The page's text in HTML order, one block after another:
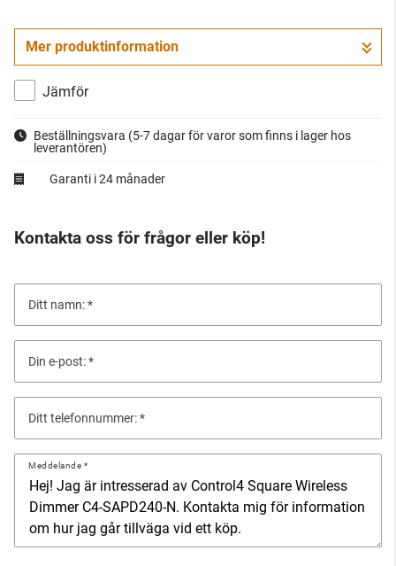
Mer produktinformation
Jämför
Beställningsvara (5-7 dagar för varor som finns i lager hos
leverantören)
Garanti i 24 månader
Kontakta oss för frågor eller köp!
Ditt namn:
Din e-post:
Ditt telefonnummer:
Meddelande